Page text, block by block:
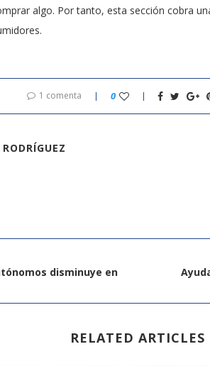
algo. Por tanto, esta sección cobra
1 comenta 0
disminuye en
RELATED ARTICLES